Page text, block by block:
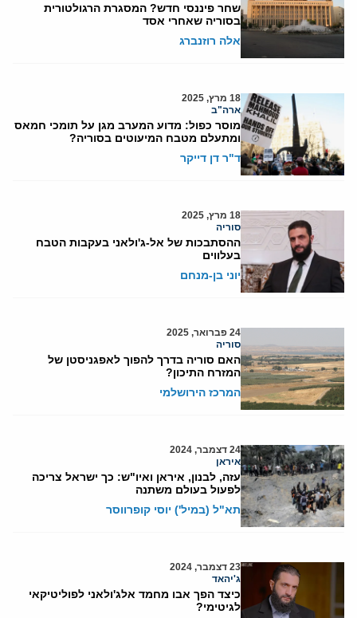
שחר פיננסי חדש? המסגרת הרגולטורית
בסוריה שאחרי אסד
אלה רוזנברג
18 מרץ, 2025
ארה"ב
מוסר כפול: מדוע המערב מגן על תומכי חמאס
ומתעלם מטבח המיעוטים בסוריה?
ד"ר דן דייקר
18 מרץ, 2025
סוריה
ההסתבכות של אל-ג'ולאני בעקבות הטבח
בעלווים
יוני בן-מנחם
24 פברואר, 2025
סוריה
האם סוריה בדרך להפוך לאפגניסטן של
המזרח התיכון?
המרכז הירושלמי
24 דצמבר, 2024
איראן
עזה, לבנון, איראן ואיו"ש: כך ישראל צריכה
לפעול בעולם משתנה
תא"ל (במיל') יוסי קופרווסר
23 דצמבר, 2024
ג'יהאד
כיצד הפך אבו מחמד אלג'ולאני לפוליטיקאי
לגיטימי?